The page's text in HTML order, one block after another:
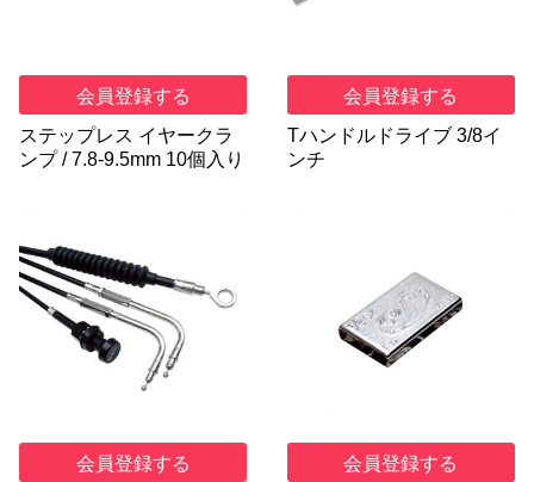
会員登録する
ステップレス イヤークラ
ンプ / 7.8-9.5mm 10個入り
会員登録する
Tハンドルドライブ 3/8イ
ンチ
会員登録する 会員登録する